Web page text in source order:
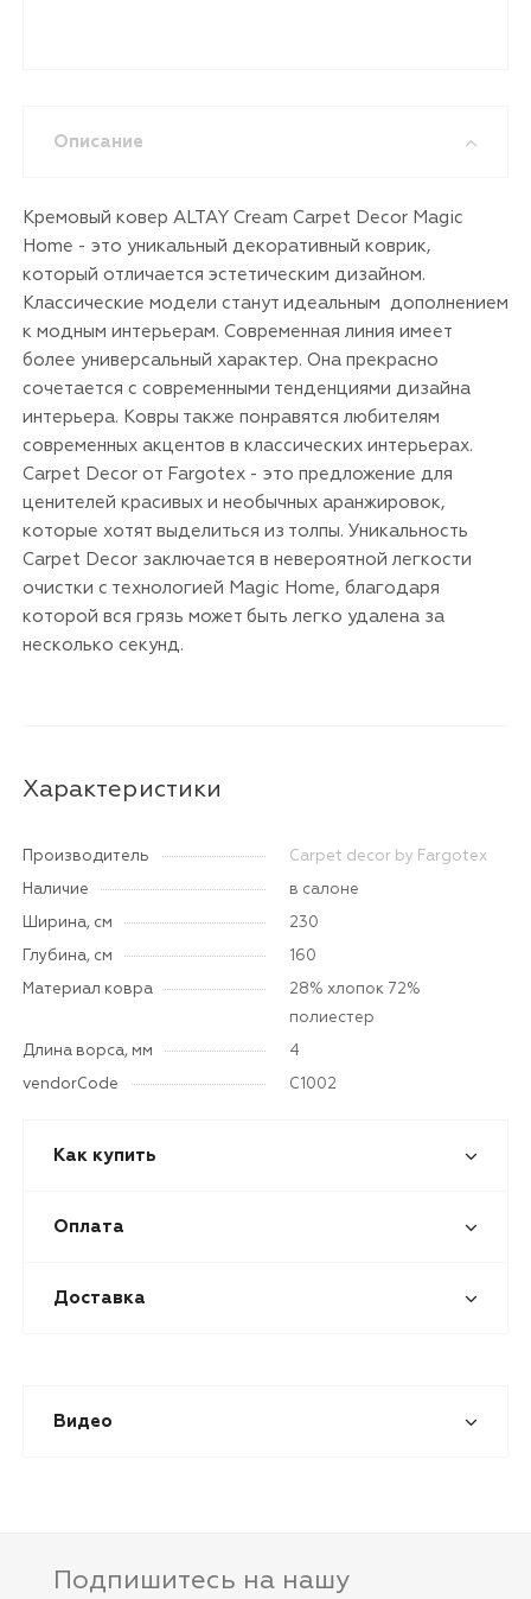
Описание
Кремовый ковер ALTAY Cream Carpet Decor Magic
Home - это уникальный декоративный коврик,
который отличается эстетическим дизайном.
Классические модели станут идеальным дополнением
к модным интерьерам. Современная линия имеет
более универсальный характер. Она прекрасно
сочетается с современными тенденциями дизайна
интерьера. Ковры также понравятся любителям
современных акцентов в классических интерьерах.
Carpet Decor от Fargotex - это предложение для
ценителей красивых и необычных аранжировок,
которые хотят выделиться из толпы. Уникальность
Carpet Decor заключается в невероятной легкости
очистки с технологией Magic Home, благодаря
которой вся грязь может быть легко удалена за
несколько секунд.
Характеристики
Производитель
Carpet decor by Fargotex
Наличие
в салоне
Ширина, см
230
Глубина, см
160
Материал ковра
28% хлопок 72%
полиестер
Длина ворса, мм
4
vendorCode
C1002
Как купить
Оплата
Доставка
Видео
Подпишитесь на нашу